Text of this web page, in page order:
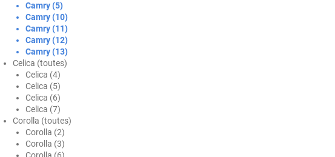
Hummer
Hyundai
Ineos
Infiniti
Isuzu
Iveco
Jaecoo
Camry (5)
Camry (10)
Camry (11)
Camry (12)
Camry (13)
Celica (toutes)
Celica (4)
Celica (5)
Celica (6)
Celica (7)
Corolla (toutes)
Corolla (2)
Corolla (3)